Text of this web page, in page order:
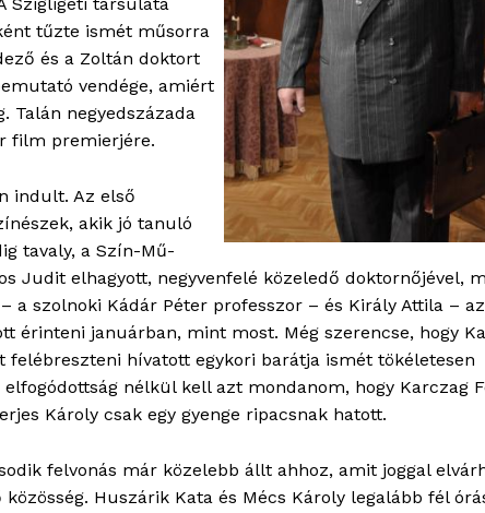
Hasznos
bSZ fiók
Kapcsolat
Adatkezelési tájékoztató
tűzte ismét műsorra
és a Zoltán doktort
vendége, amiért
Talán negyedszázada
film premierjére.
indult. Az első
akik jó tanuló
tavaly, a Szín-Mű-
Judit elhagyott, negyvenfelé közeledő doktornőjével,
a szolnoki Kádár Péter professzor – és Király Attila –
érinteni januárban, mint most. Még szerencse, hogy
felébreszteni hívatott egykori barátja ismét tökéletesen
nélkül kell azt mondanom, hogy Karczag
Károly csak egy gyenge ripacsnak hatott.
felvonás már közelebb állt ahhoz, amit joggal
közösség. Huszárik Kata és Mécs Károly legalább fél